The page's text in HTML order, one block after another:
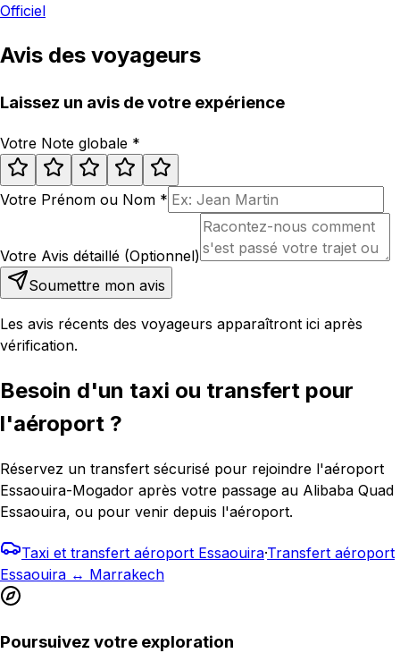
Officiel
Avis des voyageurs
Laissez un avis de votre expérience
Votre Note globale *
Votre Prénom ou Nom *
Votre Avis détaillé (Optionnel)
Soumettre mon avis
Les avis récents des voyageurs apparaîtront ici après
vérification.
Besoin d'un taxi ou transfert pour
l'aéroport ?
Réservez un transfert sécurisé pour rejoindre l'aéroport
Essaouira-Mogador après votre passage au Alibaba Quad
Essaouira, ou pour venir depuis l'aéroport.
Taxi et transfert aéroport Essaouira·Transfert aéroport
Essaouira ↔ Marrakech
Poursuivez votre exploration